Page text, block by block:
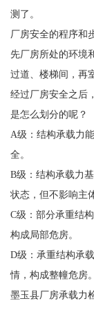
测了。
厂房安全的程序和
先厂房所处的环境
过道、楼梯间，再
经过厂房安全之后
是怎么划分的呢？
A级：结构承载力
全。
B级：结构承载力
状态，但不影响主
C级：部分承重结
构成局部危房。
D级：承重结构承
情，构成整幢危房。
墨玉县厂房承载力